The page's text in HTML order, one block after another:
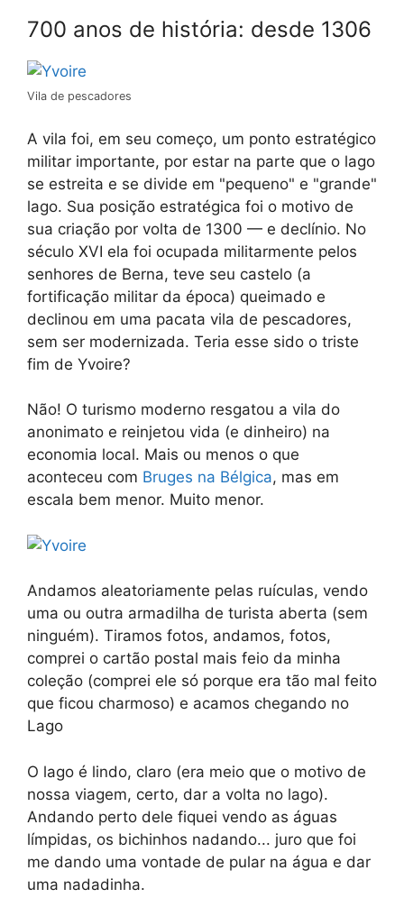
700 anos de história: desde 1306
Vila de pescadores
A vila foi, em seu começo, um ponto estratégico
militar importante, por estar na parte que o lago
se estreita e se divide em "pequeno" e "grande"
lago. Sua posição estratégica foi o motivo de
sua criação por volta de 1300 — e declínio. No
século XVI ela foi ocupada militarmente pelos
senhores de Berna, teve seu castelo (a
fortificação militar da época) queimado e
declinou em uma pacata vila de pescadores,
sem ser modernizada. Teria esse sido o triste
fim de Yvoire?
Não! O turismo moderno resgatou a vila do
anonimato e reinjetou vida (e dinheiro) na
economia local. Mais ou menos o que
aconteceu com Bruges na Bélgica, mas em
escala bem menor. Muito menor.
Andamos aleatoriamente pelas ruículas, vendo
uma ou outra armadilha de turista aberta (sem
ninguém). Tiramos fotos, andamos, fotos,
comprei o cartão postal mais feio da minha
coleção (comprei ele só porque era tão mal feito
que ficou charmoso) e acamos chegando no
Lago
O lago é lindo, claro (era meio que o motivo de
nossa viagem, certo, dar a volta no lago).
Andando perto dele fiquei vendo as águas
límpidas, os bichinhos nadando... juro que foi
me dando uma vontade de pular na água e dar
uma nadadinha.